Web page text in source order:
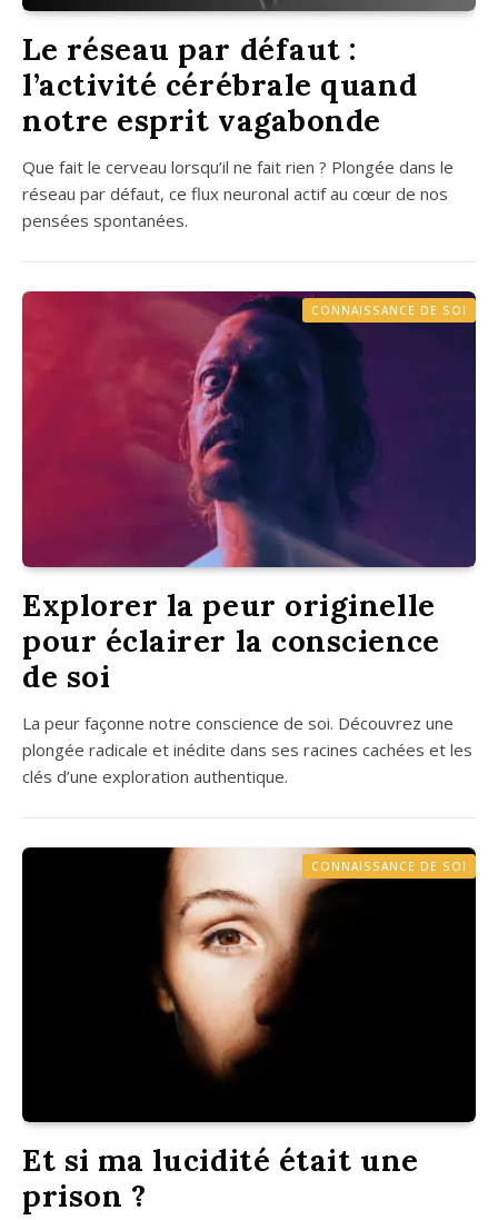
Le réseau par défaut :
l’activité cérébrale quand
notre esprit vagabonde
Que fait le cer­veau lorsqu’il ne fait rien ? Plon­gée dans le
réseau par défaut, ce flux neu­ro­nal actif au cœur de nos
pen­sées spon­ta­nées.
CONNAISSANCE DE SOI
Explorer la peur originelle
pour éclairer la conscience
de soi
La peur façonne notre conscience de soi. Décou­vrez une
plon­gée radi­cale et inédite dans ses racines cachées et les
clés d’une explo­ra­tion authen­tique.
CONNAISSANCE DE SOI
Et si ma lucidité était une
prison ?